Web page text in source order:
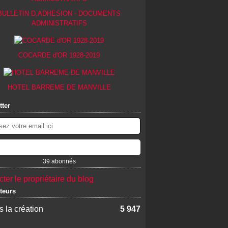
D,ADHESION - DOCUMENTS
ADMINISTRATIFS
COCARDE d'OR 1928-2019
HOTEL BARREME DE MANVILLE
39 abonnés
le propriétaire du blog
la création 5 947